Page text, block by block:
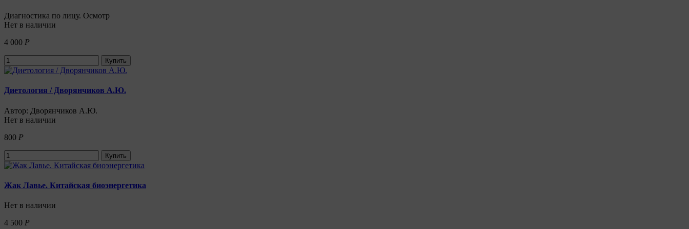
Диагностика по лицу. Осмотр
Нет в наличии
4 000 Р
Купить
Диетология / Дворянчиков А.Ю.
Автор: Дворянчиков А.Ю.
Нет в наличии
800 Р
Купить
Жак Лавье. Китайская биоэнергетика
Нет в наличии
4 500 Р